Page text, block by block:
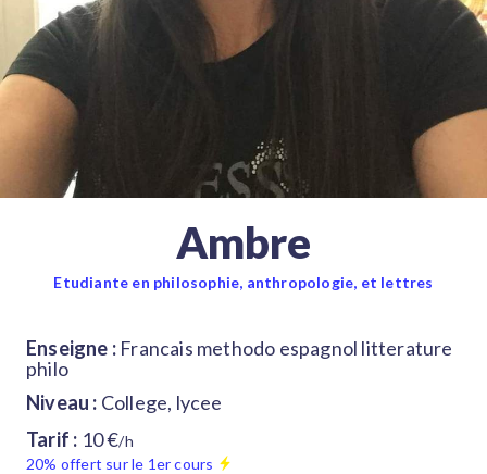
Ambre
Etudiante en philosophie, anthropologie, et lettres
Enseigne : Francais methodo espagnol litterature
philo
Niveau : College, lycee
Tarif : 10 €/h
20% offert sur le 1er cours